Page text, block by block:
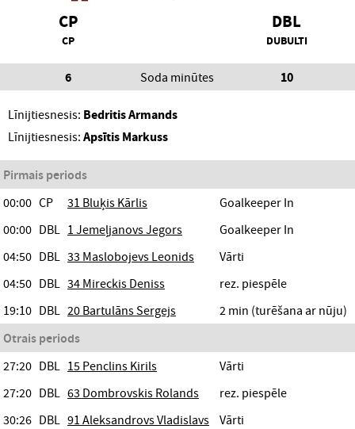
CP
CP
DBL
DUBULTI
6 Soda minūtes 10
Līnijtiesnesis: Bedritis Armands
Līnijtiesnesis: Apsītis Markuss
Pirmais periods
00:00 CP 31 Bluķis Kārlis
Goalkeeper In
00:00 DBL 1 Jemeļjanovs Jegors
Goalkeeper In
04:50 DBL 33 Maslobojevs Leonids
Vārti
04:50 DBL 34 Mireckis Deniss
rez. piespēle
19:10 DBL 20 Bartulāns Sergejs
2 min (turēšana ar nūju)
Otrais periods
27:20 DBL 15 Penclins Kirils
Vārti
27:20 DBL 63 Dombrovskis Rolands
rez. piespēle
30:26 DBL 91 Aleksandrovs Vladislavs
Vārti